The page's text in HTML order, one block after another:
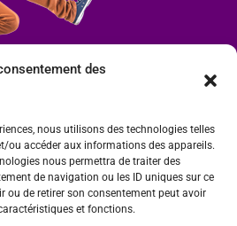
des
nous utilisons des technologies telles
ou accéder aux informations des appareils.
nous permettra de traiter des
de navigation ou les ID uniques sur ce
ou de retirer son consentement peut avoir
et fonctions.